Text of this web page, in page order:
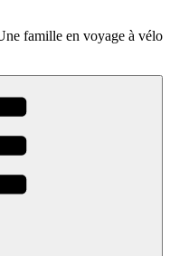
famille en voyage à vélo